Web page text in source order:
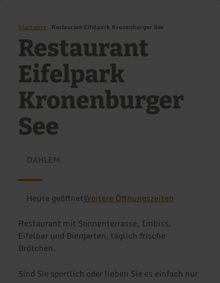
Startseite Restaurant Eifelpark Kronenburger See
Restaurant
Eifelpark
Kronenburger
See
DAHLEM
Heute geöffnetWeitere Öffnungszeiten
Restaurant mit Sonnenterrasse, Imbiss,
Eifelbar und Biergarten, täglich frische
Brötchen.
Sind Sie sportlich oder lieben Sie es einfach nur